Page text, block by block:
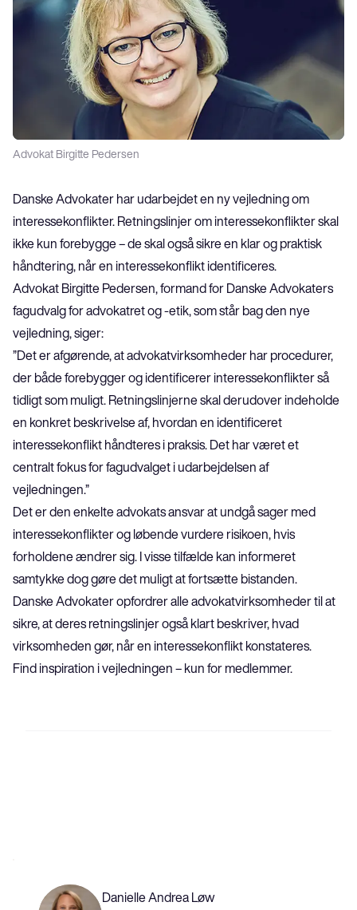
Advokat Birgitte Pedersen
Danske Advokater har udarbejdet en ny vejledning om
interessekonflikter. Retningslinjer om interessekonflikter skal
ikke kun forebygge – de skal også sikre en klar og praktisk
håndtering, når en interessekonflikt identificeres.
Advokat Birgitte Pedersen, formand for Danske Advokaters
fagudvalg for advokatret og -etik , som står bag den nye
vejledning, siger:
”Det er afgørende, at advokatvirksomheder har procedurer,
der både forebygger og identificerer interessekonflikter så
tidligt som muligt. Retningslinjerne skal derudover indeholde
en konkret beskrivelse af, hvordan en identificeret
interessekonflikt håndteres i praksis. Det har været et
centralt fokus for fagudvalget i udarbejdelsen af
vejledningen.”
Det er den enkelte advokats ansvar at undgå sager med
interessekonflikter og løbende vurdere risikoen, hvis
forholdene ændrer sig. I visse tilfælde kan informeret
samtykke dog gøre det muligt at fortsætte bistanden.
Danske Advokater opfordrer alle advokatvirksomheder til at
sikre, at deres retningslinjer også klart beskriver, hvad
virksomheden gør, når en interessekonflikt konstateres.
Find inspiration i vejledningen – kun for medlemmer.
Danielle Andrea Løw